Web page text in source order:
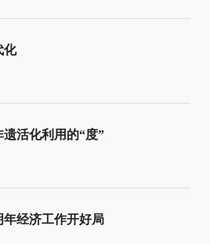
化
活化利用的“度”
年经济工作开好局